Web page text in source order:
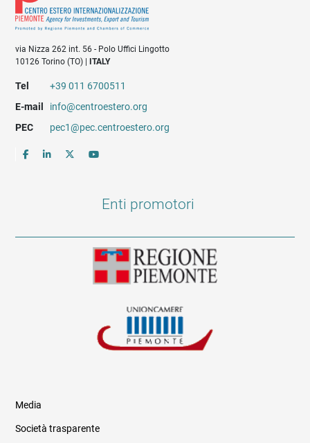
via Nizza 262 int. 56 - Polo Uffici Lingotto
10126 Torino (TO) |ITALY
Tel
+39 011 6700511
E-mail
info@centroestero.org
PEC
pec1@pec.centroestero.org
Enti promotori
Media
Società trasparente